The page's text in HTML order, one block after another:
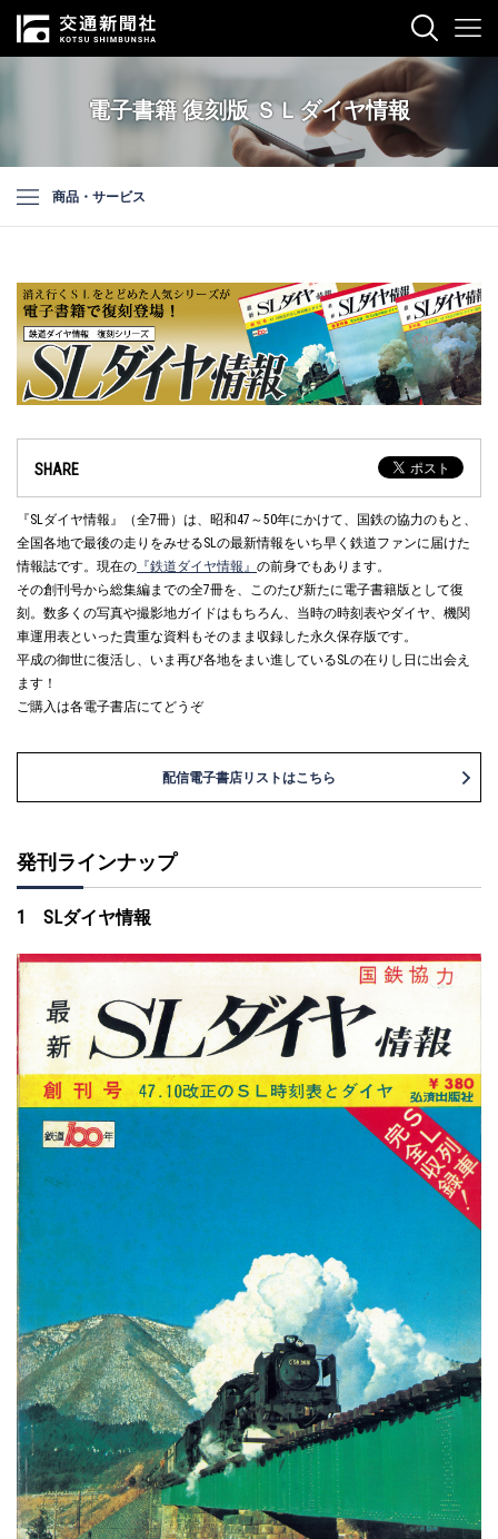
電子書籍 復刻版 ＳＬダイヤ情報
商品・サービス
SHARE
『SLダイヤ情報』（全7冊）は、昭和47～50年にかけて、国鉄の協力のもと、
全国各地で最後の走りをみせるSLの最新情報をいち早く鉄道ファンに届けた
情報誌です。現在の 『鉄道ダイヤ情報』 の前身でもあります。
その創刊号から総集編までの全7冊を、このたび新たに電子書籍版として復
刻。数多くの写真や撮影地ガイドはもちろん、当時の時刻表やダイヤ、機関
車運用表といった貴重な資料もそのまま収録した永久保存版です。
平成の御世に復活し、いま再び各地をまい進しているSLの在りし日に出会え
ます！
ご購入は各電子書店にてどうぞ
配信電子書店リストはこちら
発刊ラインナップ
1 SLダイヤ情報